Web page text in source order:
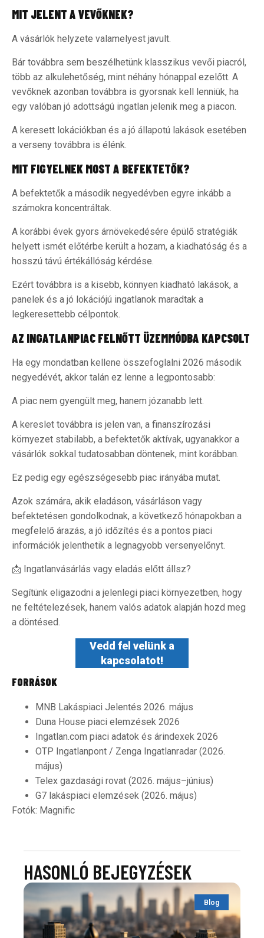
MIT JELENT A VEVŐKNEK?
A vásárlók helyzete valamelyest javult.
Bár továbbra sem beszélhetünk klasszikus vevői piacról,
több az alkulehetőség, mint néhány hónappal ezelőtt. A
vevőknek azonban továbbra is gyorsnak kell lenniük, ha
egy valóban jó adottságú ingatlan jelenik meg a piacon.
A keresett lokációkban és a jó állapotú lakások esetében
a verseny továbbra is élénk.
MIT FIGYELNEK MOST A BEFEKTETŐK?
A befektetők a második negyedévben egyre inkább a
számokra koncentráltak.
A korábbi évek gyors árnövekedésére épülő stratégiák
helyett ismét előtérbe került a hozam, a kiadhatóság és a
hosszú távú értékállóság kérdése.
Ezért továbbra is a kisebb, könnyen kiadható lakások, a
panelek és a jó lokációjú ingatlanok maradtak a
legkeresettebb célpontok.
AZ INGATLANPIAC FELNŐTT ÜZEMMÓDBA KAPCSOLT
Ha egy mondatban kellene összefoglalni 2026 második
negyedévét, akkor talán ez lenne a legpontosabb:
A piac nem gyengült meg, hanem józanabb lett.
A kereslet továbbra is jelen van, a finanszírozási
környezet stabilabb, a befektetők aktívak, ugyanakkor a
vásárlók sokkal tudatosabban döntenek, mint korábban.
Ez pedig egy egészségesebb piac irányába mutat.
Azok számára, akik eladáson, vásárláson vagy
befektetésen gondolkodnak, a következő hónapokban a
megfelelő árazás, a jó időzítés és a pontos piaci
információk jelenthetik a legnagyobb versenyelőnyt.
📩 Ingatlanvásárlás vagy eladás előtt állsz?
Segítünk eligazodni a jelenlegi piaci környezetben, hogy
ne feltételezések, hanem valós adatok alapján hozd meg
a döntésed.
Vedd fel velünk a
kapcsolatot!
FORRÁSOK
MNB Lakáspiaci Jelentés 2026. május
Duna House piaci elemzések 2026
Ingatlan.com piaci adatok és árindexek 2026
OTP Ingatlanpont / Zenga Ingatlanradar (2026.
május)
Telex gazdasági rovat (2026. május–június)
G7 lakáspiaci elemzések (2026. május)
Fotók: Magnific
HASONLÓ BEJEGYZÉSEK
Blog